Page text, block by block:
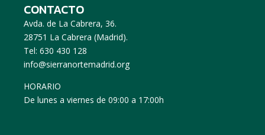
CONTACTO
Avda. de La Cabrera, 36.
28751 La Cabrera (Madrid).
Tel: 630 430 128
info@sierranortemadrid.org
HORARIO
De lunes a viernes de 09:00 a 17:00h